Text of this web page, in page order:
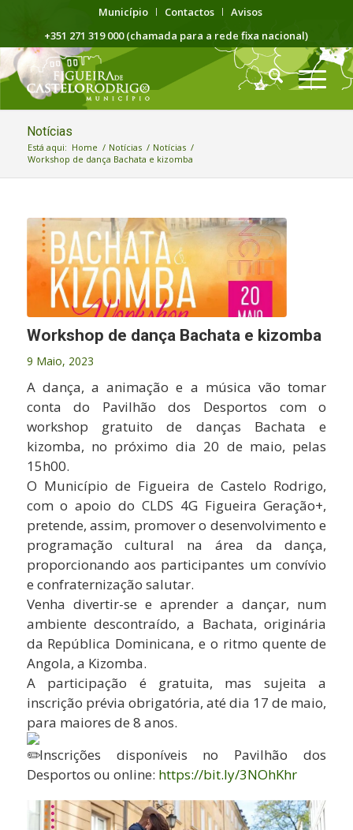
Município Contactos
Avisos
+351 271 319 000 (chamada para a rede fixa nacional)
Notícias
Está aqui: Home / Notícias / Notícias /
Workshop de dança Bachata e kizomba
Workshop de dança Bachata e kizomba
9 Maio, 2023
A dança, a animação e a música vão tomar
conta do Pavilhão dos Desportos com o
workshop gratuito de danças Bachata e
kizomba, no próximo dia 20 de maio, pelas
15h00.
O Município de Figueira de Castelo Rodrigo,
com o apoio do CLDS 4G Figueira Geração+,
pretende, assim, promover o desenvolvimento e
programação cultural na área da dança,
proporcionando aos participantes um convívio
e confraternização salutar.
Venha divertir-se e aprender a dançar, num
ambiente descontraído, a Bachata, originária
da República Dominicana, e o ritmo quente de
Angola, a Kizomba.
A participação é gratuita, mas sujeita a
inscrição prévia obrigatória, até dia 17 de maio,
para maiores de 8 anos.
Inscrições disponíveis no Pavilhão dos
Desportos ou online: https://bit.ly/3NOhKhr